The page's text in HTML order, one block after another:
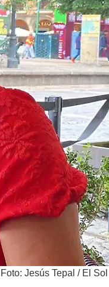
Foto: Jesús Tepal / El